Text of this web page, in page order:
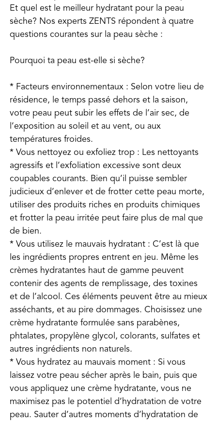
Et quel est le meilleur hydratant pour la peau
sèche? Nos experts ZENTS répondent à quatre
questions courantes sur la peau sèche :
Pourquoi ta peau est-elle si sèche?
* Facteurs environnementaux : Selon votre lieu de
résidence, le temps passé dehors et la saison,
votre peau peut subir les effets de l’air sec, de
l’exposition au soleil et au vent, ou aux
températures froides.
* Vous nettoyez ou exfoliez trop : Les nettoyants
agressifs et l’exfoliation excessive sont deux
coupables courants. Bien qu’il puisse sembler
judicieux d’enlever et de frotter cette peau morte,
utiliser des produits riches en produits chimiques
et frotter la peau irritée peut faire plus de mal que
de bien.
* Vous utilisez le mauvais hydratant : C’est là que
les ingrédients propres entrent en jeu. Même les
crèmes hydratantes haut de gamme peuvent
contenir des agents de remplissage, des toxines
et de l’alcool. Ces éléments peuvent être au mieux
asséchants, et au pire dommages. Choisissez une
crème hydratante formulée sans parabènes,
phtalates, propylène glycol, colorants, sulfates et
autres ingrédients non naturels.
* Vous hydratez au mauvais moment : Si vous
laissez votre peau sécher après le bain, puis que
vous appliquez une crème hydratante, vous ne
maximisez pas le potentiel d’hydratation de votre
peau. Sauter d’autres moments d’hydratation de